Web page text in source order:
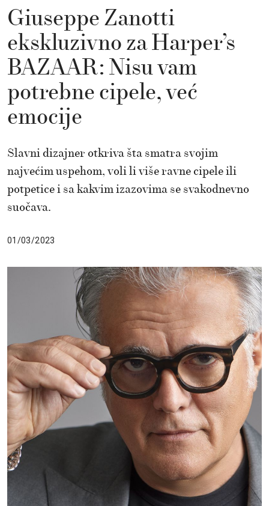
Giuseppe Zanotti
ekskluzivno za Harper’s
BAZAAR: Nisu vam
potrebne cipele, već
emocije
Slavni dizajner otkriva šta smatra svojim
najvećim uspehom, voli li više ravne cipele ili
potpetice i sa kakvim izazovima se svakodnevno
suočava.
01/03/2023